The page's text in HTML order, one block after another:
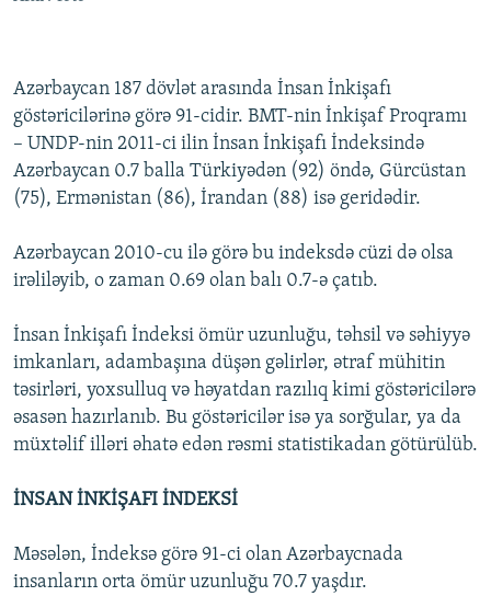
Azərbaycan 187 dövlət arasında İnsan İnkişafı
göstəricilərinə görə 91-cidir. BMT-nin İnkişaf Proqramı
– UNDP-nin 2011-ci ilin İnsan İnkişafı İndeksində
Azərbaycan 0.7 balla Türkiyədən (92) öndə, Gürcüstan
(75), Ermənistan (86), İrandan (88) isə geridədir.
Azərbaycan 2010-cu ilə görə bu indeksdə cüzi də olsa
irəliləyib, o zaman 0.69 olan balı 0.7-ə çatıb.
İnsan İnkişafı İndeksi ömür uzunluğu, təhsil və səhiyyə
imkanları, adambaşına düşən gəlirlər, ətraf mühitin
təsirləri, yoxsulluq və həyatdan razılıq kimi göstəricilərə
əsasən hazırlanıb. Bu göstəricilər isə ya sorğular, ya da
müxtəlif illəri əhatə edən rəsmi statistikadan götürülüb.
İNSAN İNKİŞAFI İNDEKSİ
Məsələn, İndeksə görə 91-ci olan Azərbaycnada
insanların orta ömür uzunluğu 70.7 yaşdır.